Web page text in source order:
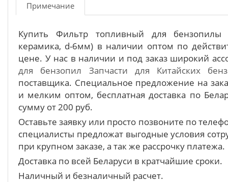
Примечание
Купить Фильтр топливный для бензопилы
керамика, d-6мм) в наличии оптом по
цене. У нас в наличии и под заказ широкий
для бензопил
Запчасти для Китайских
поставщика. Специальное предложение на
и мелким оптом, бесплатная доставка по
сумму от 200 руб.
Оставьте заявку или просто позвоните по
специалисты предложат выгодные условия
при крупном заказе, а так же рассрочку платежа.
Доставка по всей Беларуси в кратчайшие сроки.
Наличный и безналичный расчет.